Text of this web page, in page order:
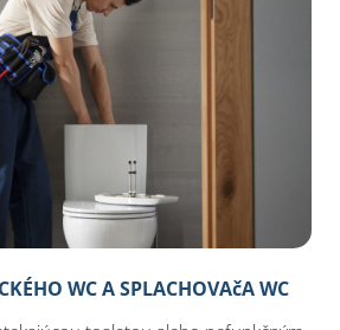
WC A SPLACHOVAčA WC